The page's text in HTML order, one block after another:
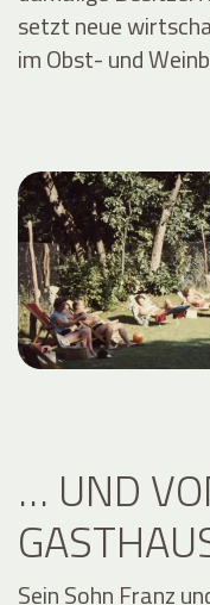
setzt neue
im Obst- und
… UND
Sein Sohn Franz